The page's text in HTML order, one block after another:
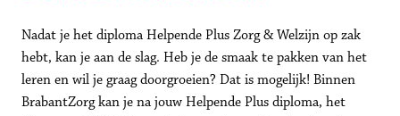
Nadat je het diploma Helpende Plus Zorg & Welzijn op zak
hebt, kan je aan de slag. Heb je de smaak te pakken van het
leren en wil je graag doorgroeien? Dat is mogelijk! Binnen
BrabantZorg kan je na jouw Helpende Plus diploma, het